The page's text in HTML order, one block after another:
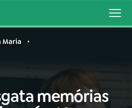
Maria
memórias